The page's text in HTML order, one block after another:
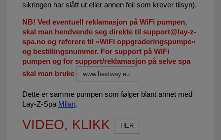
sikringen har slått ut eller annen feil som krever tilsyn).
NB! Ved eventuell reklamasjon på WiFi pumpen,
skal man hendvende seg direkte til support@lay-z-
spa.no og referere til «WiFi oppgraderingspumpe»
og bestillingsnummer. For support på WiFi
pumpen og for support/reklamasjon på selve spa
skal man bruke
www.bestway.eu
Dette er samme pumpen som følger blant annet med
Lay-Z-Spa Milan.
VIDEO, KLIKK HER